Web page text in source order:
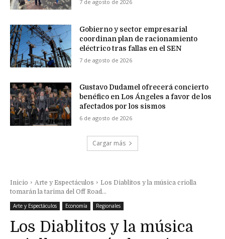
7 de agosto de 2026
Gobierno y sector empresarial
coordinan plan de racionamiento
eléctrico tras fallas en el SEN
7 de agosto de 2026
Gustavo Dudamel ofrecerá concierto
benéfico en Los Ángeles a favor de los
afectados por los sismos
6 de agosto de 2026
Cargar más